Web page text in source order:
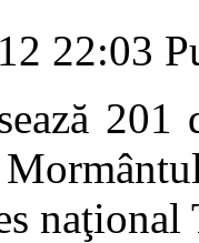
22:03
naţional